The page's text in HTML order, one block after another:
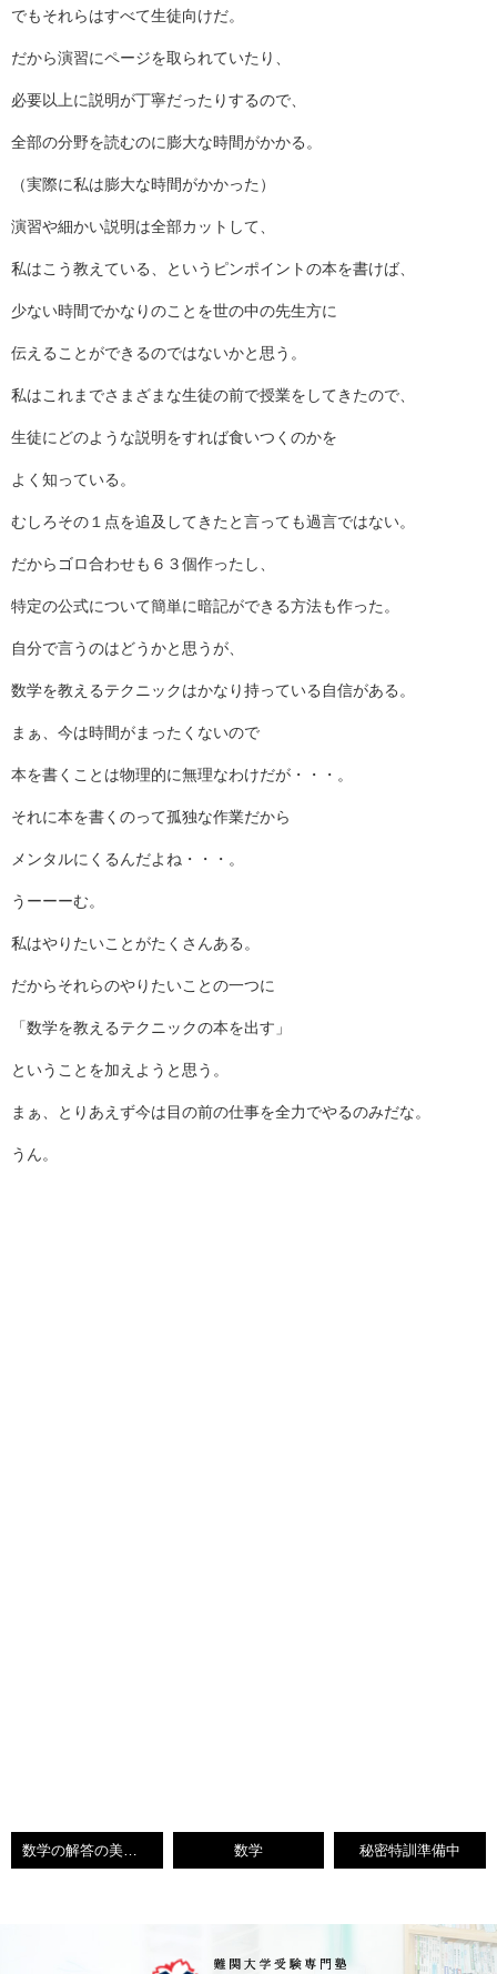
でもそれらはすべて生徒向けだ。
だから演習にページを取られていたり、
必要以上に説明が丁寧だったりするので、
全部の分野を読むのに膨大な時間がかかる。
（実際に私は膨大な時間がかかった）
演習や細かい説明は全部カットして、
私はこう教えている、というピンポイントの本を書けば、
少ない時間でかなりのことを世の中の先生方に
伝えることができるのではないかと思う。
私はこれまでさまざまな生徒の前で授業をしてきたので、
生徒にどのような説明をすれば食いつくのかを
よく知っている。
むしろその１点を追及してきたと言っても過言ではない。
だからゴロ合わせも６３個作ったし、
特定の公式について簡単に暗記ができる方法も作った。
自分で言うのはどうかと思うが、
数学を教えるテクニックはかなり持っている自信がある。
まぁ、今は時間がまったくないので
本を書くことは物理的に無理なわけだが・・・。
それに本を書くのって孤独な作業だから
メンタルにくるんだよね・・・。
うーーーむ。
私はやりたいことがたくさんある。
だからそれらのやりたいことの一つに
「数学を教えるテクニックの本を出す」
ということを加えようと思う。
まぁ、とりあえず今は目の前の仕事を全力でやるのみだな。
うん。
数学の解答の美しさ 数学 秘密特訓準備中